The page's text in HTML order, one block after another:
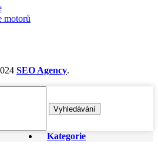
motorů
SEO Agency.
Vyhledávání
Kategorie